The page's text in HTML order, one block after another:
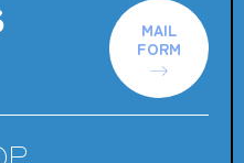
MAIL
FORM